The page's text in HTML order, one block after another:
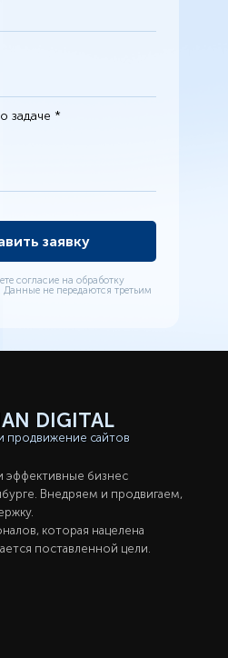
задаче *
согласие на обработку
не передаются третьим
DIGITAL
продвижение сайтов
бизнес
Внедряем и продвигаем,
которая нацелена
поставленной цели.